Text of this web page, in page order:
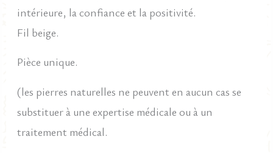
intérieure, la confiance et la positivité.
Fil beige.
Pièce unique.
(les pierres naturelles ne peuvent en aucun cas se
substituer à une expertise médicale ou à un
traitement médical.